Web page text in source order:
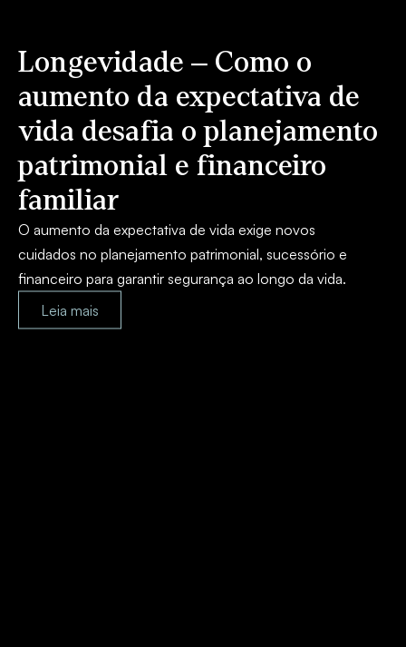
Longevidade – Como o
aumento da expectativa de
vida desafia o planejamento
patrimonial e financeiro
familiar
O aumento da expectativa de vida exige novos
cuidados no planejamento patrimonial, sucessório e
financeiro para garantir segurança ao longo da vida.
Leia mais